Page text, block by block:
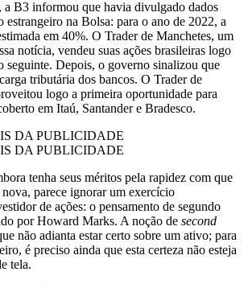
a B3 informou que havia divulgado dados
na Bolsa: para o ano de 2022, a
em 40%. O Trader de Manchetes, um
notícia, vendeu suas ações brasileiras logo
seguinte. Depois, o governo sinalizou que
tributária dos bancos. O Trader de
logo a primeira oportunidade para
em Itaú, Santander e Bradesco.
DA PUBLICIDADE
DA PUBLICIDADE
tenha seus méritos pela rapidez com que
parece ignorar um exercício
de ações: o pensamento de segundo
por Howard Marks. A noção de second
não adianta estar certo sobre um ativo; para
é preciso ainda que esta certeza não esteja
tela.